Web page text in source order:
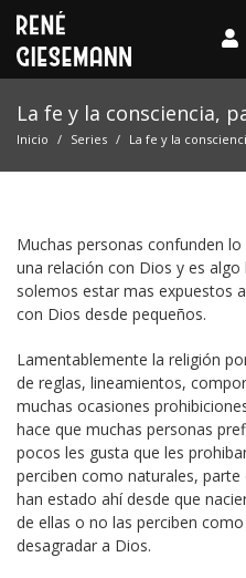
La fe y la consciencia,
Inicio Series La fe y la
Muchas personas confunden
una relación con Dios y es
solemos estar mas expuestos
con Dios desde pequeños.
Lamentablemente la religión
de reglas, lineamientos,
muchas ocasiones
hace que muchas personas
pocos les gusta que les
perciben como naturales,
han estado ahí desde que
de ellas o no las perciben
desagradar a Dios.